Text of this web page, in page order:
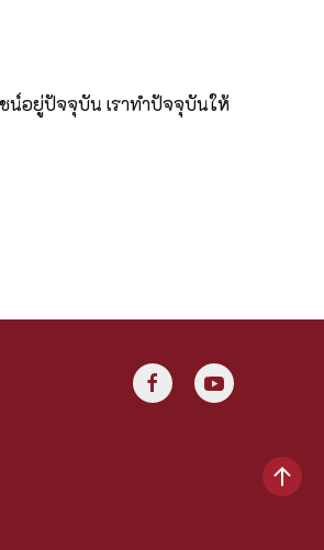
น์อยู่ปัจจุบัน เราทำปัจจุบันให้